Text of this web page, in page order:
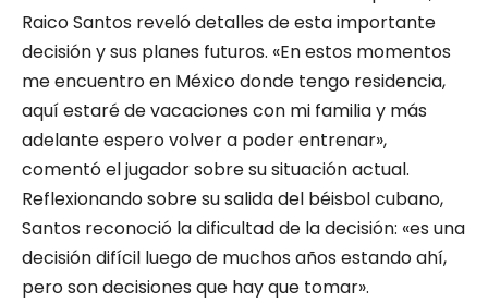
Raico Santos reveló detalles de esta importante
decisión y sus planes futuros. «En estos momentos
me encuentro en México donde tengo residencia,
aquí estaré de vacaciones con mi familia y más
adelante espero volver a poder entrenar»,
comentó el jugador sobre su situación actual.
Reflexionando sobre su salida del béisbol cubano,
Santos reconoció la dificultad de la decisión: «es una
decisión difícil luego de muchos años estando ahí,
pero son decisiones que hay que tomar».